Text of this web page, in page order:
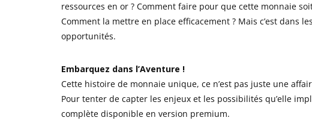
ressources en or ? Comment faire pour que cette monnaie
Comment la mettre en place efficacement ? Mais c’est dans
opportunités.
Embarquez dans l’Aventure !
Cette histoire de monnaie unique, ce n’est pas juste une
Pour tenter de capter les enjeux et les possibilités qu’elle
complète disponible en version premium.